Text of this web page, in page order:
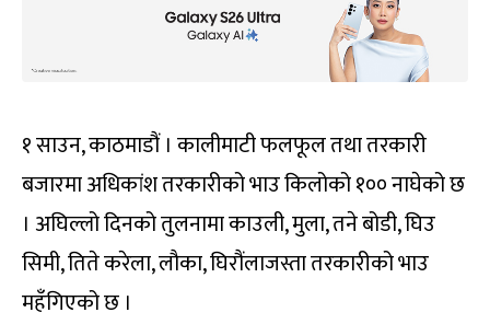
१ साउन, काठमाडौं । कालीमाटी फलफूल तथा तरकारी
बजारमा अधिकांश तरकारीको भाउ किलोको १०० नाघेको छ
। अघिल्लो दिनको तुलनामा काउली, मुला, तने बोडी, घिउ
सिमी, तिते करेला, लौका, घिरौंलाजस्ता तरकारीको भाउ
महँगिएको छ ।